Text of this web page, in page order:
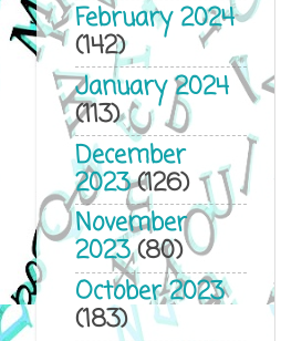
February 2024
(142)
January 2024
(113)
December
2023(126)
November
2023(80)
October 2023
(183)